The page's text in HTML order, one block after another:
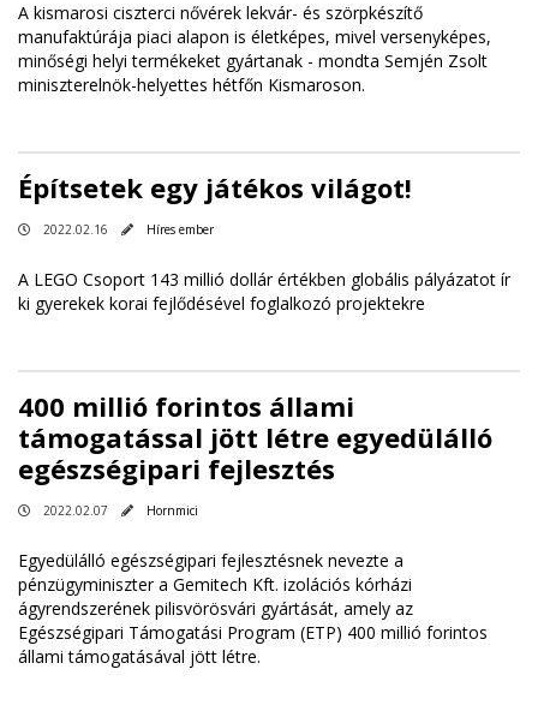
A kismarosi ciszterci nővérek lekvár- és szörpkészítő
manufaktúrája piaci alapon is életképes, mivel versenyképes,
minőségi helyi termékeket gyártanak - mondta Semjén Zsolt
miniszterelnök-helyettes hétfőn Kismaroson.
Építsetek egy játékos világot!
2022.02.16 Híres ember
A LEGO Csoport 143 millió dollár értékben globális pályázatot ír
ki gyerekek korai fejlődésével foglalkozó projektekre
400 millió forintos állami
támogatással jött létre egyedülálló
egészségipari fejlesztés
2022.02.07 Hornmici
Egyedülálló egészségipari fejlesztésnek nevezte a
pénzügyminiszter a Gemitech Kft. izolációs kórházi
ágyrendszerének pilisvörösvári gyártását, amely az
Egészségipari Támogatási Program (ETP) 400 millió forintos
állami támogatásával jött létre.